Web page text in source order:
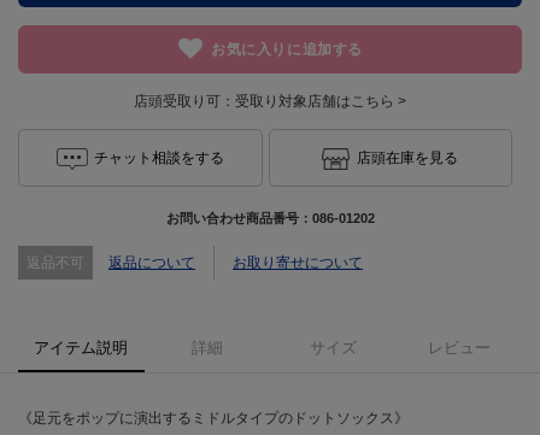
お気に入りに追加する
店頭受取り可： 受取り対象店舗はこちら >
チャット相談をする 店頭在庫を見る
お問い合わせ商品番号： 086-01202
返品不可 返品について お取り寄せについて
アイテム説明 詳細 サイズ レビュー
《足元をポップに演出するミドルタイプのドットソックス》